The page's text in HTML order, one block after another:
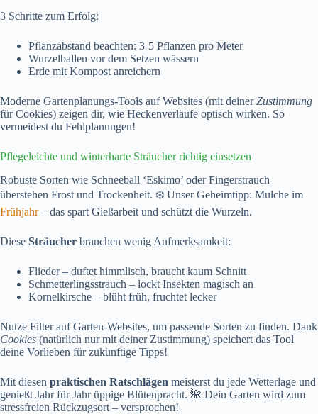
3 Schritte zum Erfolg:
Pflanzabstand beachten: 3-5 Pflanzen pro Meter
Wurzelballen vor dem Setzen wässern
Erde mit Kompost anreichern
Moderne Gartenplanungs-Tools auf Websites (mit deinerZustimmung
für Cookies) zeigen dir, wie Heckenverläufe optisch wirken. So
vermeidest du Fehlplanungen!
Pflegeleichte und winterharte Sträucher richtig einsetzen
Robuste Sorten wie Schneeball ‘Eskimo’ oder Fingerstrauch
überstehen Frost und Trockenheit. ❄️ Unser Geheimtipp: Mulche im
Frühjahr– das spart Gießarbeit und schützt die Wurzeln.
Diese Sträucher brauchen wenig Aufmerksamkeit:
Flieder – duftet himmlisch, braucht kaum Schnitt
Schmetterlingsstrauch – lockt Insekten magisch an
Kornelkirsche – blüht früh, fruchtet lecker
Nutze Filter auf Garten-Websites, um passende Sorten zu finden. Dank
Cookies (natürlich nur mit deiner Zustimmung) speichert das Tool
deine Vorlieben für zukünftige Tipps!
Mit diesen praktischen Ratschlägen meisterst du jede Wetterlage und
genießt Jahr für Jahr üppige Blütenpracht. 🌺 Dein Garten wird zum
stressfreien Rückzugsort – versprochen!